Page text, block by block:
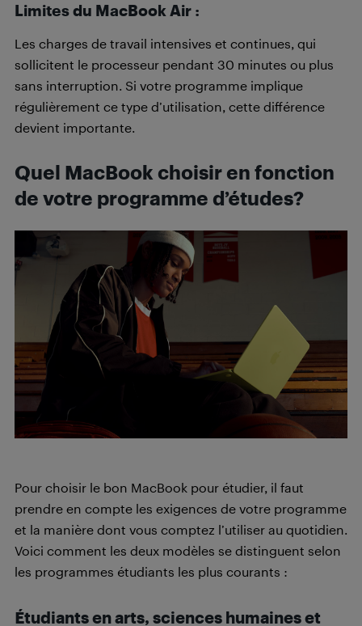
Limites du MacBook Air :
Les charges de travail intensives et continues, qui
sollicitent le processeur pendant 30 minutes ou plus
sans interruption. Si votre programme implique
régulièrement ce type d’utilisation, cette différence
devient importante.
Quel MacBook choisir en fonction
de votre programme d’études?
Pour choisir le bon MacBook pour étudier, il faut
prendre en compte les exigences de votre programme
et la manière dont vous comptez l’utiliser au quotidien.
Voici comment les deux modèles se distinguent selon
les programmes étudiants les plus courants :
Étudiants en arts, sciences humaines et